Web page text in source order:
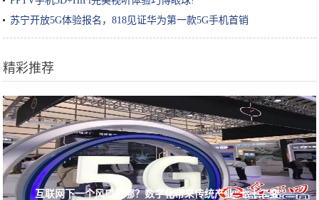
苏宁开放5G体验报名，818见证华为第一款5G手机首销
精彩推荐
互联网下一个风口在哪？数字化带来传统产业“七十二变”